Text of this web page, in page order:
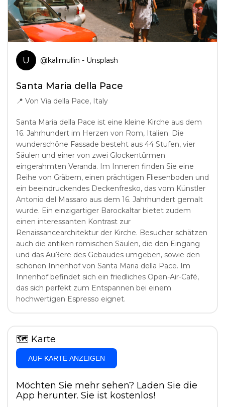
U @kalimullin - Unsplash
Santa Maria della Pace
📍 Von Via della Pace, Italy
Santa Maria della Pace ist eine kleine Kirche aus dem
16. Jahrhundert im Herzen von Rom, Italien. Die
wunderschöne Fassade besteht aus 44 Stufen, vier
Säulen und einer von zwei Glockentürmen
eingerahmten Veranda. Im Inneren finden Sie eine
Reihe von Gräbern, einen prächtigen Fliesenboden und
ein beeindruckendes Deckenfresko, das vom Künstler
Antonio del Massaro aus dem 16. Jahrhundert gemalt
wurde. Ein einzigartiger Barockaltar bietet zudem
einen interessanten Kontrast zur
Renaissancearchitektur der Kirche. Besucher schätzen
auch die antiken römischen Säulen, die den Eingang
und das Äußere des Gebäudes umgeben, sowie den
schönen Innenhof von Santa Maria della Pace. Im
Innenhof befindet sich ein friedliches Open-Air-Café,
das sich perfekt zum Entspannen bei einem
hochwertigen Espresso eignet.
🗺 Karte
AUF KARTE ANZEIGEN
Möchten Sie mehr sehen? Laden Sie die
App herunter. Sie ist kostenlos!